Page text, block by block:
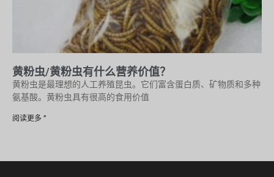
黄粉虫/黄粉虫有什么营养价值？
黄粉虫是最理想的人工养殖昆虫。它们富含蛋白质、矿物质和多种
氨基酸。黄粉虫具有很高的食用价值
阅读更多 ”